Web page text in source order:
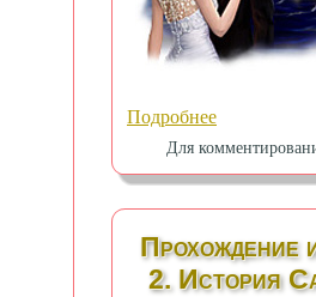
Подробнее
Для
Прохождение
2. История